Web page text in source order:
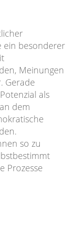
ein besonderer
Meinungen
Gerade
als
dem
so zu
Prozesse